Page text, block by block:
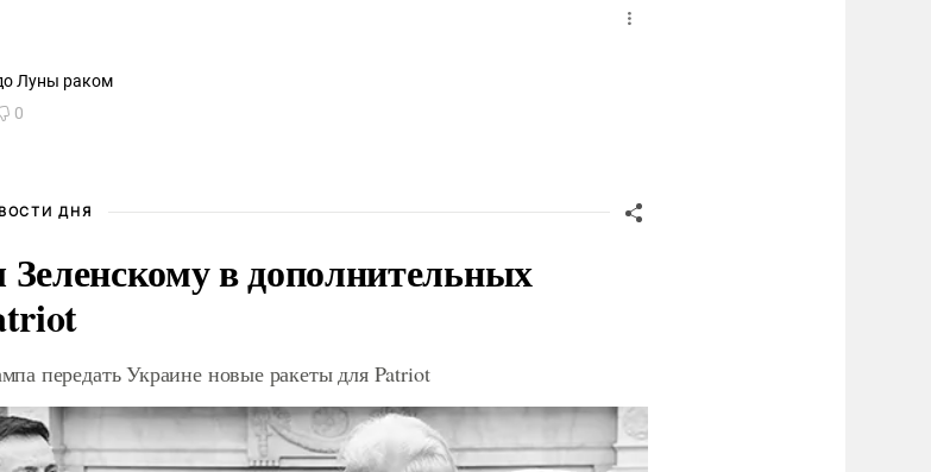
Луны раком
0
ДНЯ
в дополнительных
передать Украине новые ракеты для Patriot